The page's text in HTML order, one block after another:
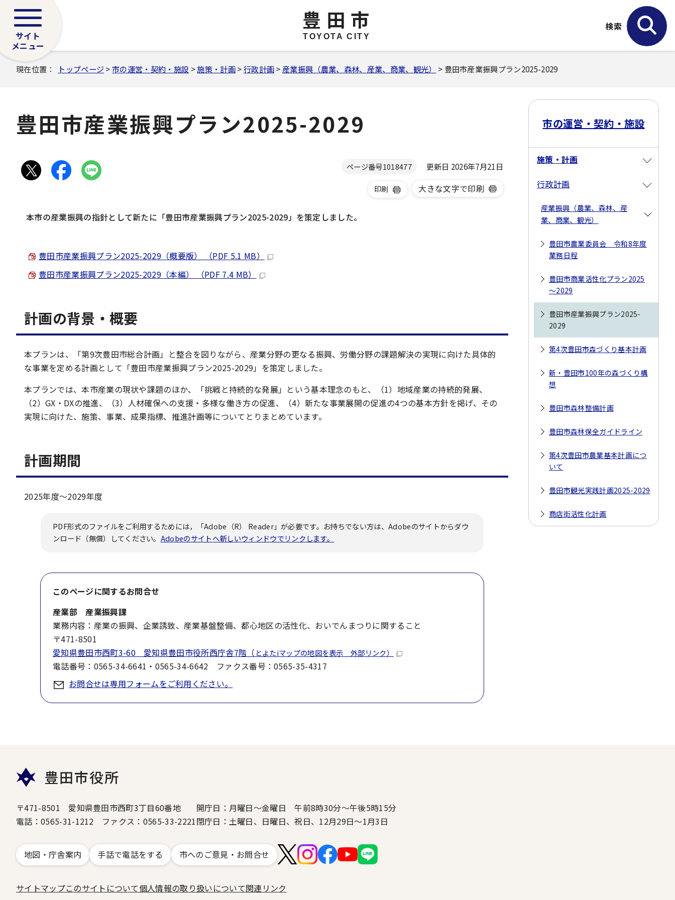
豊田市
TOYOTA CITY
サイト
メニュー
検索
現在位置： トップページ >市の運営・契約・施設 >施策・計画>行政計画> 産業振興（農業、森林、産業、商業、観光） > 豊田市産業振興プラン2025-2029
豊田市産業振興プラン2025-2029
ページ番号1018477 更新日 2026年7月21日
印刷 大きな文字で印刷
本市の産業振興の指針として新たに「豊田市産業振興プラン2025-2029」を策定しました。
豊田市産業振興プラン2025-2029（概要版） （PDF 5.1 MB）
豊田市産業振興プラン2025-2029（本編） （PDF 7.4 MB）
計画の背景・概要
本プランは、「第9次豊田市総合計画」と整合を図りながら、産業分野の更なる振興、労働分野の課題解決の実現に向けた具体的
な事業を定める計画として「豊田市産業振興プラン2025-2029」を策定しました。
本プランでは、本市産業の現状や課題のほか、「挑戦と持続的な発展」という基本理念のもと、（1）地域産業の持続的発展、
（2）GX・DXの推進、（3）人材確保への支援・多様な働き方の促進、（4）新たな事業展開の促進の4つの基本方針を掲げ、その
実現に向けた、施策、事業、成果指標、推進計画等についてとりまとめています。
計画期間
2025年度～2029年度
PDF形式のファイルをご利用するためには，「Adobe（R） Reader」が必要です。お持ちでない方は、Adobeのサイトからダウ
ンロード（無償）してください。 Adobeのサイトへ新しいウィンドウでリンクします。
このページに関するお問合せ
産業部 産業振興課
業務内容：産業の振興、企業誘致、産業基盤整備、都心地区の活性化、おいでんまつりに関すること
〒471-8501
愛知県豊田市西町3-60 愛知県豊田市役所西庁舎7階（ とよたiマップの地図を表示 外部リンク）
電話番号：0565-34-6641・0565-34-6642 ファクス番号：0565-35-4317
お問合せは専用フォームをご利用ください。
市の運営・契約・施設
施策・計画
行政計画
産業振興（農業、森林、産
業、商業、観光）
豊田市農業委員会 令和8年度
業務日程
豊田市商業活性化プラン2025
～2029
豊田市産業振興プラン2025-
2029
第4次豊田市森づくり基本計画
新・豊田市100年の森づくり構
想
豊田市森林整備計画
豊田市森林保全ガイドライン
第4次豊田市農業基本計画につ
いて
豊田市観光実践計画2025-2029
商店街活性化計画
豊田市役所
〒471-8501 愛知県豊田市西町3丁目60番地
電話：0565-31-1212 ファクス：0565-33-2221
開庁日：月曜日～金曜日 午前8時30分～午後5時15分
閉庁日：土曜日、日曜日、祝日、12月29日～1月3日
地図・庁舎案内 手話で電話をする 市へのご意見・お問合せ
サイトマップこのサイトについて個人情報の取り扱いについて関連リンク